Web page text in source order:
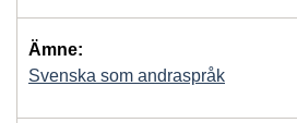
Ämne:
Svenska som andraspråk